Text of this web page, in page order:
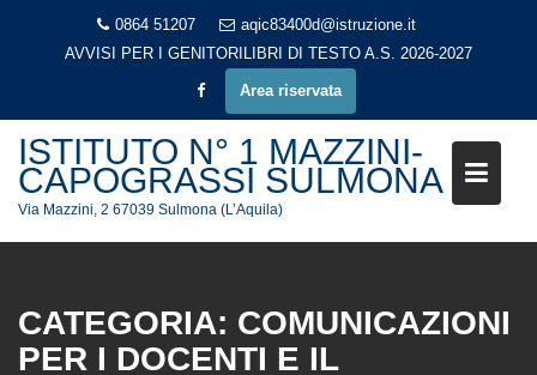
0864 51207
aqic83400d@istruzione.it
AVVISI PER I GENITORI LIBRI DI TESTO A.S. 2026-2027
Area riservata
ISTITUTO N° 1 MAZZINI-
CAPOGRASSI SULMONA
Via Mazzini, 2 67039 Sulmona (L’Aquila)
CATEGORIA: COMUNICAZIONI
PER I DOCENTI E IL